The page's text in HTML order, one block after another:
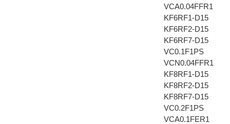
VCA0.04FFR1
KF6RF1-D15
KF6RF2-D15
KF6RF7-D15
VC0.1F1PS
VCN0.04FFR1
KF8RF1-D15
KF8RF2-D15
KF8RF7-D15
VC0.2F1PS
VCA0.1FER1